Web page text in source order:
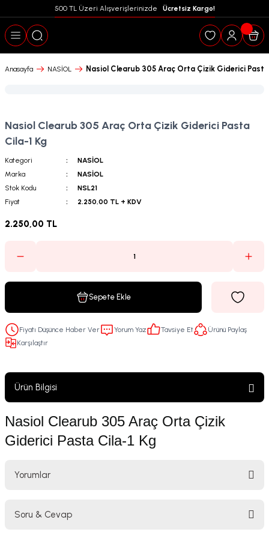
500 TL Üzeri Alışverişlerinizde Ücretsiz Kargo!
Geri Dön
Anasayfa NASİOL Nasiol Clearub 305 Araç Orta Çizik Giderici Pasta
Nasiol Clearub 305 Araç Orta Çizik Giderici Pasta
Cila-1 Kg
Kategori
NASİOL
Marka
NASİOL
Stok Kodu
NSL21
Fiyat
2.250,00 TL + KDV
2.250,00 TL
Sepete Ekle
Fiyatı Düşünce Haber Ver Yorum Yaz Tavsiye Et
Ürünü Paylaş
Karşılaştır
Ürün Bilgisi
Nasiol Clearub 305 Araç Orta Çizik
Giderici Pasta Cila-1 Kg
Yorumlar
Soru & Cevap